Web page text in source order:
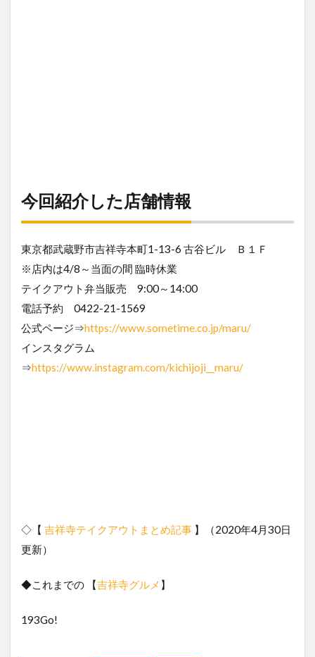
今回紹介した店舗情報
東京都武蔵野市吉祥寺本町1-13-6 古谷ビル Ｂ１Ｆ
※店内は4/8～当面の間 臨時休業
テイクアウト弁当販売 9:00～14:00
電話予約 0422-21-1569
公式ページ⇒https://www.sometime.co.jp/maru/
インスタグラム
⇒https://www.instagram.com/kichijoji__maru/
◇【 吉祥寺テイクアウトまとめ記事 】（2020年4月30日
更新）
◆これまでの 【吉祥寺グルメ 】
193Go!